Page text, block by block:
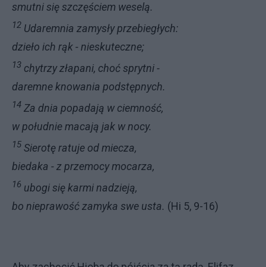
smutni się szczęściem weselą.
12 Udaremnia zamysły przebiegłych:
dzieło ich rąk - nieskuteczne;
13 chytrzy złapani, choć sprytni -
daremne knowania podstępnych.
14 Za dnia popadają w ciemność,
w południe macają jak w nocy.
15 Sierotę ratuje od miecza,
biedaka - z przemocy mocarza,
16 ubogi się karmi nadzieją,
bo nieprawość zamyka swe usta. (Hi 5, 9-16)